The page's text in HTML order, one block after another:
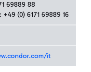
69889 88
+49 (0) 6171 69889 16
it